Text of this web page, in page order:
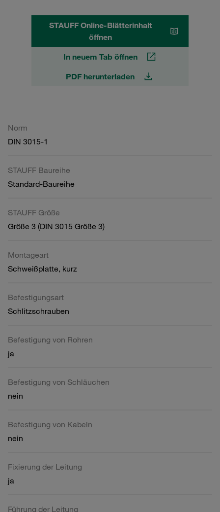
STAUFF Online-Blätterinhalt
öffnen
In neuem Tab öffnen
PDF herunterladen
Norm
DIN 3015-1
STAUFF Baureihe
Standard-Baureihe
STAUFF Größe
Größe 3 (DIN 3015 Größe 3)
Montageart
Schweißplatte, kurz
Befestigungsart
Schlitzschrauben
Befestigung von Rohren
ja
Befestigung von Schläuchen
nein
Befestigung von Kabeln
nein
Fixierung der Leitung
ja
Führung der Leitung